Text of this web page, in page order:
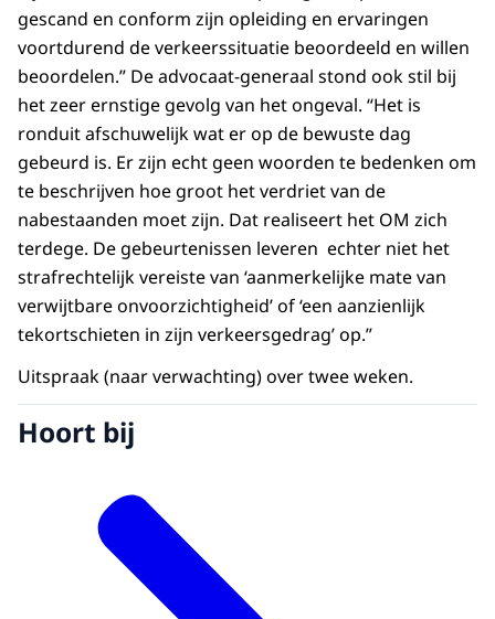
gescand en conform zijn opleiding en ervaringen
voortdurend de verkeerssituatie beoordeeld en willen
beoordelen.” De advocaat-generaal stond ook stil bij
het zeer ernstige gevolg van het ongeval. “Het is
ronduit afschuwelijk wat er op de bewuste dag
gebeurd is. Er zijn echt geen woorden te bedenken om
te beschrijven hoe groot het verdriet van de
nabestaanden moet zijn. Dat realiseert het OM zich
terdege. De gebeurtenissen leveren echter niet het
strafrechtelijk vereiste van ‘aanmerkelijke mate van
verwijtbare onvoorzichtigheid’ of ‘een aanzienlijk
tekortschieten in zijn verkeersgedrag’ op.”
Uitspraak (naar verwachting) over twee weken.
Hoort bij